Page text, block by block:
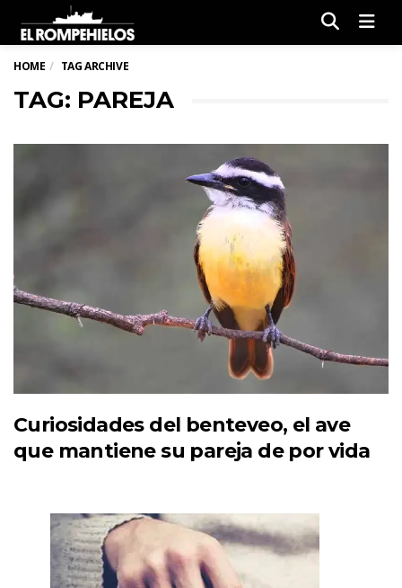
HOME TAG ARCHIVE
TAG: PAREJA
Curiosidades del benteveo, el ave
que mantiene su pareja de por vida